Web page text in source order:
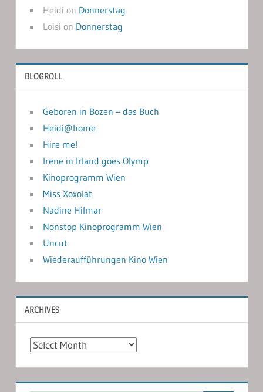
Heidi on Donnerstag
Loisi on Donnerstag
BLOGROLL
Geboren in Bozen – das Buch
Heidi@home
Hire me!
Irene in Irland goes Olymp
Kinoprogramm Wien
Miss Xoxolat
Nadine Hilmar
Nonstop Kinoprogramm Wien
Uncut
Wiederaufführungen Kino Wien
ARCHIVES
Archives